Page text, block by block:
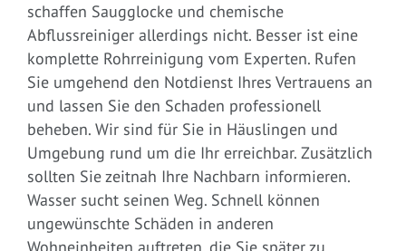
schaffen Saugglocke und chemische
Abflussreiniger allerdings nicht. Besser ist eine
komplette Rohrreinigung vom Experten. Rufen
Sie umgehend den Notdienst Ihres Vertrauens an
und lassen Sie den Schaden professionell
beheben. Wir sind für Sie in Häuslingen und
Umgebung rund um die Ihr erreichbar. Zusätzlich
sollten Sie zeitnah Ihre Nachbarn informieren.
Wasser sucht seinen Weg. Schnell können
ungewünschte Schäden in anderen